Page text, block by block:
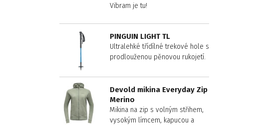
Vibram je tu!
PINGUIN LIGHT TL
Ultralehké třídílné trekové hole s
prodlouženou pěnovou rukojetí.
Devold mikina Everyday Zip
Merino
Mikina na zip s volným střihem,
vysokým límcem, kapucou a